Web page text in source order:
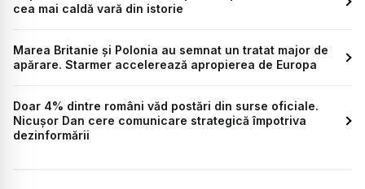
cea mai caldă vară din istorie
Marea Britanie și Polonia au semnat un tratat major de
apărare. Starmer accelerează apropierea de Europa
Doar 4% dintre români văd postări din surse oficiale.
Nicușor Dan cere comunicare strategică împotriva
dezinformării